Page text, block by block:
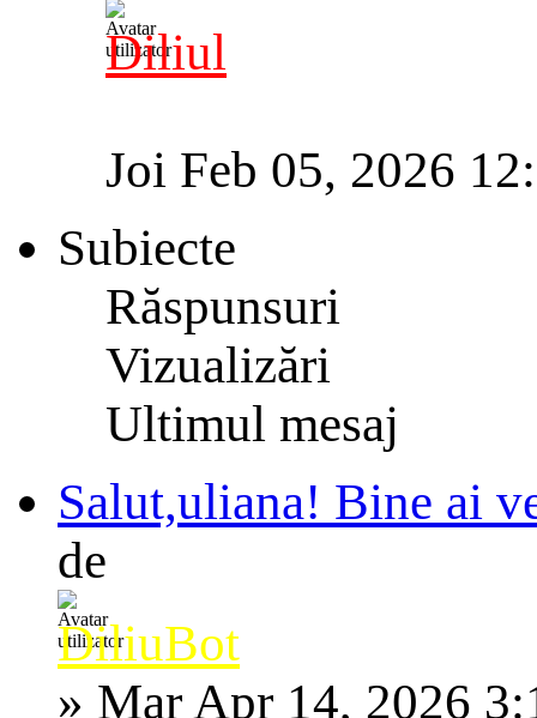
Diliul
Joi Feb 05, 2026
Subiecte
Răspunsuri
Vizualizări
Ultimul mesaj
Salut,uliana! Bine ai
de
DiliuBot
» Mar Apr 14, 2026